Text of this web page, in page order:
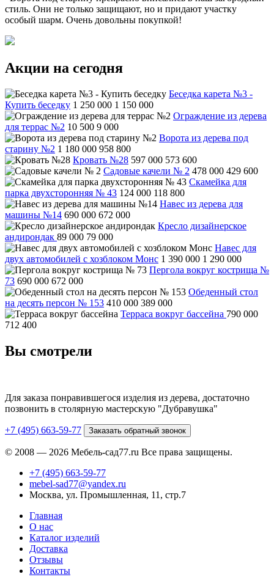
стиль. Они не только защищают, но и придают участку
особый шарм. Очень довольны покупкой!
Акции на сегодня
Беседка карета №3 -
Купить беседку 1 250 000 1 150 000
Ограждение из дерева
для террас №2 10 500 9 000
Ворота из дерева под
старину №2 1 180 000 958 800
Кровать №28 597 000 573 600
Садовые качели № 2 478 000 429 600
Скамейка для
парка двухсторонняя № 43 124 000 118 800
Навес из дерева для
машины №14 690 000 672 000
Кресло дизайнерское
андирондак 89 000 79 000
Навес для
двух автомобилей с хозблоком Монс 1 390 000 1 290 000
Пергола вокруг кострища №
73 690 000 672 000
Обеденный стол
на десять персон № 153 410 000 389 000
Терраса вокруг бассейна 790 000
712 400
Вы смотрели
Для заказа понравившегося изделия из дерева, достаточно
позвонить в столярную мастерскую "Дубравушка"
+7 (495) 663-59-77 Заказать обратный звонок
© 2008 — 2026 Мебель-сад77.ru Все права защищены.
+7 (495) 663-59-77
mebel-sad77@yandex.ru
Москва, ул. Промышленная, 11, стр.7
Главная
О нас
Каталог изделий
Доставка
Отзывы
Контакты